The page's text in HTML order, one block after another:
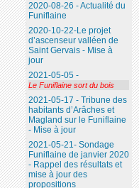
2020-08-26 - Actualité du
Funiflaine
2020-10-22-Le projet
d’ascenseur valléen de
Saint Gervais - Mise à
jour
2021-05-05 -
Le Funiflaine sort du bois
2021-05-17 - Tribune des
habitants d’Arâches et
Magland sur le Funiflaine
- Mise à jour
2021-05-21- Sondage
Funiflaine de janvier 2020
- Rappel des résultats et
mise à jour des
propositions